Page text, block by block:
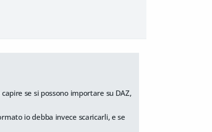
se si possono importare su DAZ,
io debba invece scaricarli, e se